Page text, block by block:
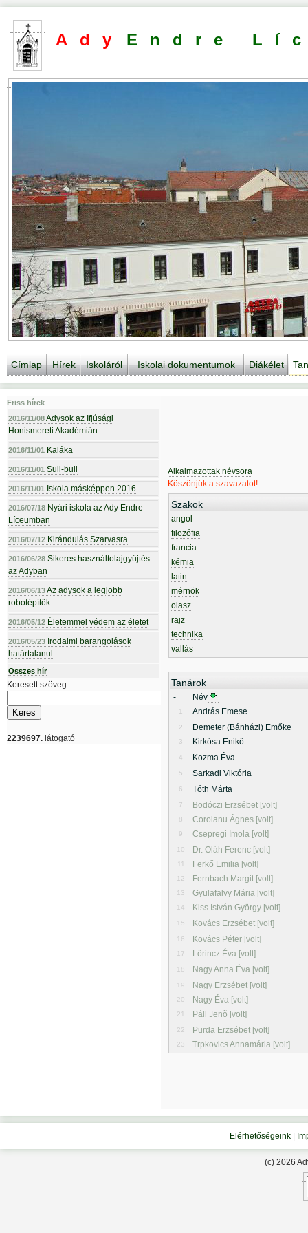
Ady Endre
Címlap Hírek Iskoláról Iskolai dokumentumok Diákélet
Friss hírek
2016/11/08Adysok az Ifjúsági
Honismereti Akadémián
2016/11/01 Kaláka
2016/11/01 Suli-buli
2016/11/01 Iskola másképpen 2016
2016/07/18 Nyári iskola az Ady Endre
Líceumban
2016/07/12 Kirándulás Szarvasra
2016/06/28 Sikeres használtolajgyűjtés
az Adyban
2016/06/13Az adysok a legjobb
robotépítők
2016/05/12 Életemmel védem az életet
2016/05/23 Irodalmi barangolások
határtalanul
Összes hír
Keresett szöveg
2239697. látogató
Alkalmazottak névsora
Köszönjük a szavazatot!
Szakok
angol
filozófia
francia
kémia
latin
mérnök
olasz
rajz
technika
vallás
Tanárok
- Név
1 András Emese
2 Demeter (Bánházi) Emőke
3 Kirkósa Enikő
4 Kozma Éva
5 Sarkadi Viktória
6 Tóth Márta
7 Bodóczi Erzsébet [volt]
8 Coroianu Ágnes [volt]
9 Csepregi Imola [volt]
10 Dr. Oláh Ferenc [volt]
11 Ferkő Emilia [volt]
12 Fernbach Margit [volt]
13 Gyulafalvy Mária [volt]
14 Kiss István György [volt]
15 Kovács Erzsébet [volt]
16 Kovács Péter [volt]
17 Lőrincz Éva [volt]
18 Nagy Anna Éva [volt]
19 Nagy Erzsébet [volt]
20 Nagy Éva [volt]
21 Páll Jenõ [volt]
22 Purda Erzsébet [volt]
23 Trpkovics Annamária [volt]
Elérhetőségeink|
(c) 2026